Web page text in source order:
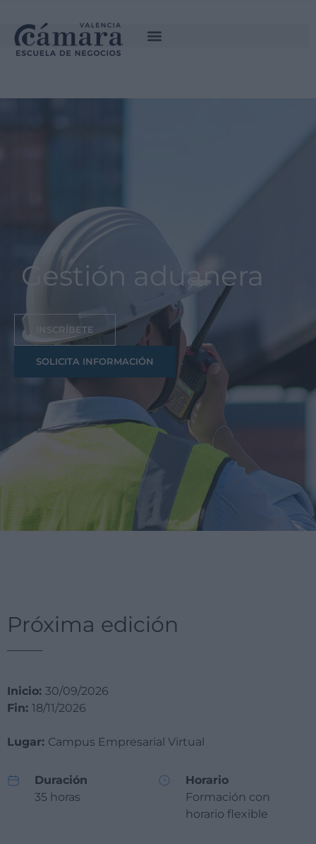
INSCRÍBETE
Gestión aduanera
INSCRÍBETE
SOLICITA INFORMACIÓN
Próxima edición
Inicio: 30/09/2026
Fin: 18/11/2026
Lugar: Campus Empresarial Virtual
Duración
35 horas
Horario
Formación con
horario flexible